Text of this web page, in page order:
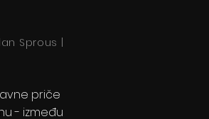
Sprous |
priče
- između